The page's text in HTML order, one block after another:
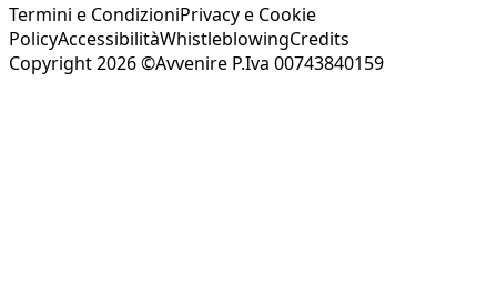
Termini e CondizioniPrivacy e Cookie
PolicyAccessibilitàWhistleblowingCredits
Copyright 2026 ©Avvenire P.Iva 00743840159